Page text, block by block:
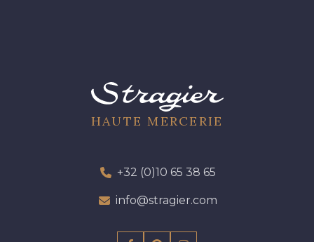
HAUTE MERCERIE
+32 (0)10 65 38 65
info@stragier.com